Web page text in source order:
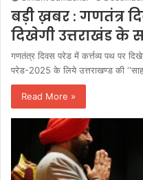
बड़ी ख़बर : गणतंत्र
दिखेगी उत्तराखंड
गणतंत्र दिवस परेड में कर्त्तव्य पथ पर
परेड-2025 के लिये उत्तराखण्ड की
Read More »